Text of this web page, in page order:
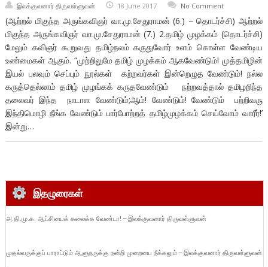
இலக்குவனார் திருவள்ளுவன் 18 June 2017 No Comment
(ஆற்றல் மிகுந்த அருங்கவிஞர் வா.மு.சேதுராமன் (6.) – தொடர்ச்சி) ஆற்றல்
மிகுந்த அருங்கவிஞர் வா.மு.சேதுராமன் (7.) 2.தமிழ் முழக்கம் (தொடர்ச்சி)
மேலும் கவிஞர் கூறுவது தமிழ்நலம் கருதுவோர் உளம் கொள்ள வேண்டிய
உண்மைகள் ஆகும். “முற்றிலுமே தமிழ் முழக்கம் ஆகவேண்டும்! முத்தமிழின்
இயல் பலவும் செப்பும் நூல்கள் கற்றவர்கள் இன்றெழுத வேண்டும்! நல்ல
கருத்தெல்லாம் தமிழ் முழங்கக் கருதவேண்டும் நற்றவத்தால் தமிழறிந்த
தலைவர் இந்த நாடாள வேண்டும்;ஆம்! வேண்டும்! வேண்டும் பற்றிவரு
இந்திமொழி நீங்க வேண்டும் பார்போற்றத் தமிழ்முழக்கம் செய்வோம் வாரீர்!’
இன்று…
இதழுரைகள்
அ.தி.மு.க. ஆட்சியைக் கலைக்க வேண்டா! – இலக்குவனார் திருவள்ளுவன்
முதல்வருக்குப் பாராட்டும் ஆளுநருக்கு நன்றி முறையை நீக்கலும் – இலக்குவனார் திருவள்ளுவன்